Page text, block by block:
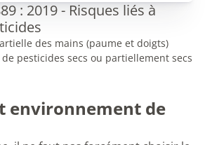
: 2019 - Risques liés à
des mains (paume et doigts)
pesticides secs ou partiellement secs
environnement de